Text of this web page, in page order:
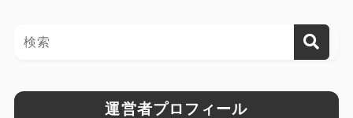
運営者プロフィール